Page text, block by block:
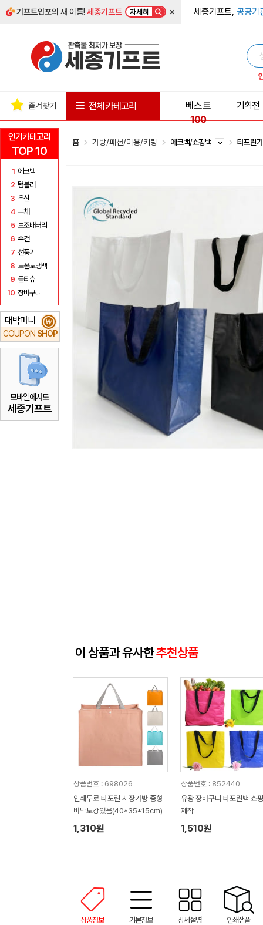
기프트인포의 새 이름!세종기프트 자세히 × 세종기프트, 공공기
인기카테고리
TOP 10
1 에코백
2 텀블러
3 우산
4 부채
5 보조배터리
6 수건
7 선풍기
8 보온보냉백
9 물티슈
10 장바구니
대박머니
COUPON SHOP
₩
모바일에서도
세종기프트
즐겨찾기 전체 카테고리
베스트
100
기획전
홈 가방/패션/미용/키링 에코백/쇼핑백 타포린
이 상품과 유사한추천상품
상품번호 : 698026
인쇄무료 타포린 시장가방 중형
바닥보강있음(40*35*15cm)
1,310원
상품번호 : 852440
유광 장바구니 타포린백 쇼
제작
1,510원
상품정보 기본정보 상세설명 인쇄샘플